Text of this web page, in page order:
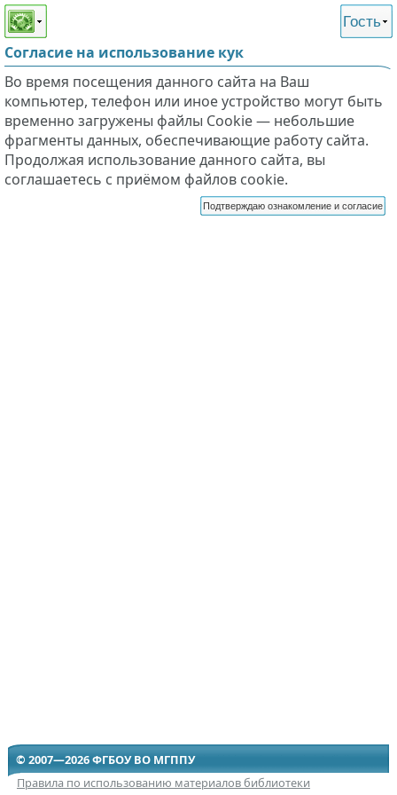
Этот сайт поддерживает
слабовидящих
Гость
Согласие на использование кук
Во время посещения данного сайта на Ваш
компьютер, телефон или иное устройство могут быть
временно загружены файлы Cookie — небольшие
фрагменты данных, обеспечивающие работу сайта.
Продолжая использование данного сайта, вы
соглашаетесь с приёмом файлов cookie.
Подтверждаю ознакомление и согласие
© 2007—2026 ФГБОУ ВО МГППУ
Правила по использованию материалов библиотеки